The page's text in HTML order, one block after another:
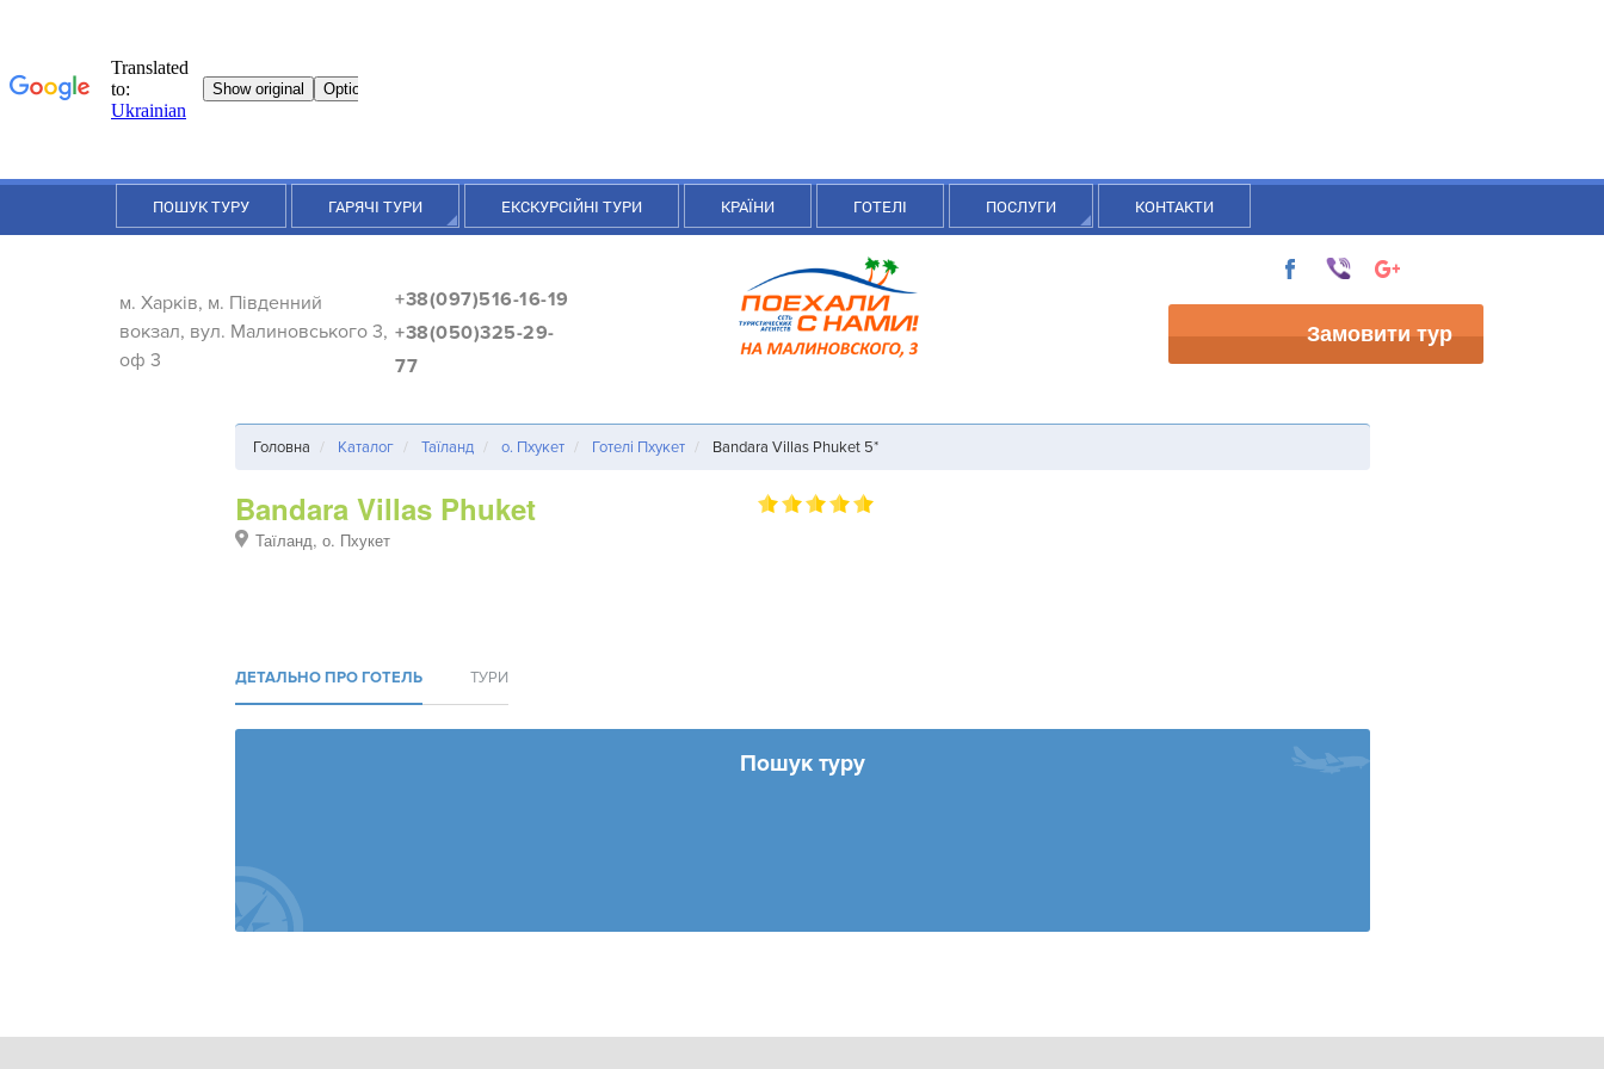
ПОШУК ТУРУ ГАРЯЧІ ТУРИ ЕКСКУРСІЙНІ ТУРИ КРАЇНИ ГОТЕЛІ ПОСЛУГИ КОНТАКТИ
м. Харків, м. Південний
вокзал, вул. Малиновського 3,
оф 3
+38(097)516-16-19
+38(050)325-29-
77
Замовити тур
Головна Каталог Таїланд о. Пхукет Готелі Пхукет Bandara Villas Phuket 5*
Bandara Villas Phuket
Таїланд, о. Пхукет
ДЕТАЛЬНО ПРО ГОТЕЛЬ ТУРИ
Пошук туру